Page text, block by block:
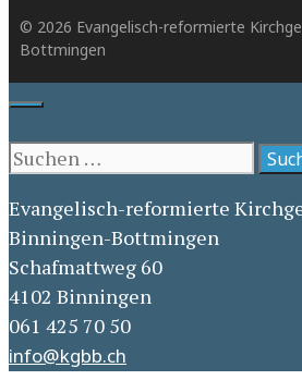
© 2026 Evangelisch-reformierte
Bottmingen
Close
Suche
Evangelisch-reformierte
Binningen-Bottmingen
Schafmattweg 60
4102 Binningen
061 425 70 50
info@kgbb.ch